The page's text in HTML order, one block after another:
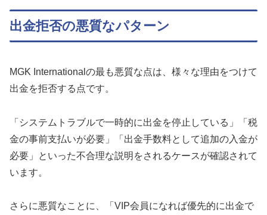
出金拒否の悪質なパターン
MGK Internationalの最も悪質な点は、様々な理由をつけて
出金を拒否する点です。
「システムトラブルで一時的に出金を停止している」「税
金の事前支払いが必要」「出金手数料として追加の入金が
必要」といった不合理な説明をされるケースが確認されて
います。
さらに悪質なことに、「VIP会員になれば優先的に出金で